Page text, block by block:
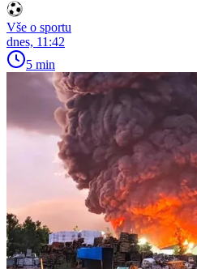
Vše o sportu
dnes, 11:42
5 min